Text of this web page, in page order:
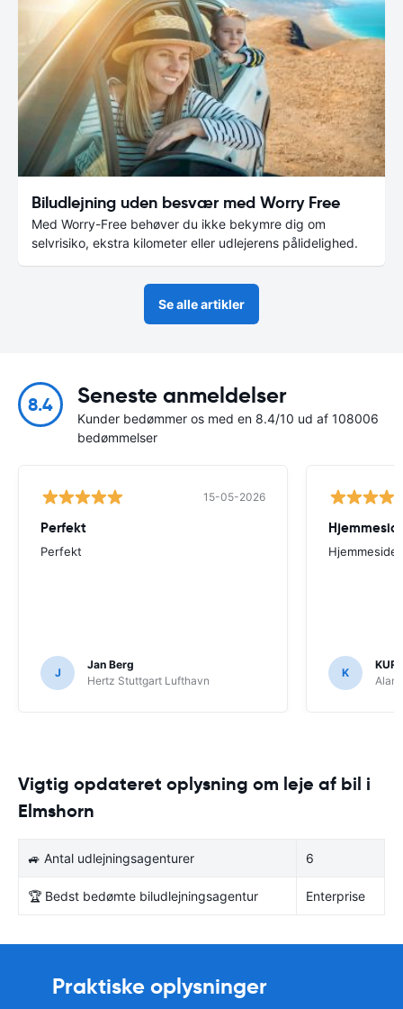
Biludlejning uden besvær med Worry Free
Med Worry-Free behøver du ikke bekymre dig om
selvrisiko, ekstra kilometer eller udlejerens pålidelighed.
Se alle artikler
8.4 Seneste anmeldelser
Kunder bedømmer os med en 8.4/10 ud af 108006
bedømmelser
15-05-2026
Perfekt
Perfekt
J
Jan Berg
Hertz Stuttgart Lufthavn
K
Vigtig opdateret oplysning om leje af bil i
Elmshorn
🚙 Antal udlejningsagenturer 6
🏆 Bedst bedømte biludlejningsagentur Enterprise
Praktiske oplysninger